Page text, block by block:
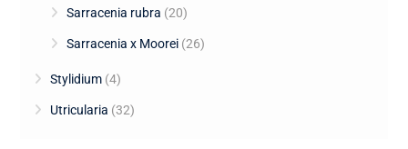
Sarracenia rubra (20)
Sarracenia x Moorei (26)
Stylidium (4)
Utricularia (32)